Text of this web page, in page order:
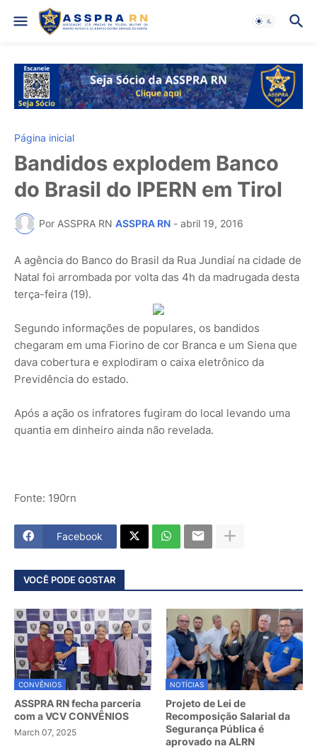
Página inicial
Bandidos explodem Banco
do Brasil do IPERN em Tirol
Por ASSPRA RN ASSPRA RN - abril 19, 2016
A agência do Banco do Brasil da Rua Jundiaí na cidade de
Natal foi arrombada por volta das 4h da madrugada desta
terça-feira (19).
Segundo informações de populares, os bandidos
chegaram em uma Fiorino de cor Branca e um Siena que
dava cobertura e explodiram o caixa eletrônico da
Previdência do estado.
Após a ação os infratores fugiram do local levando uma
quantia em dinheiro ainda não revelada.
Fonte: 190rn
Facebook
VOCÊ PODE GOSTAR
CONVÊNIOS
ASSPRA RN fecha parceria
com a VCV CONVÊNIOS
March 07, 2025
NOTÍCIAS
Projeto de Lei de
Recomposição Salarial da
Segurança Pública é
aprovado na ALRN